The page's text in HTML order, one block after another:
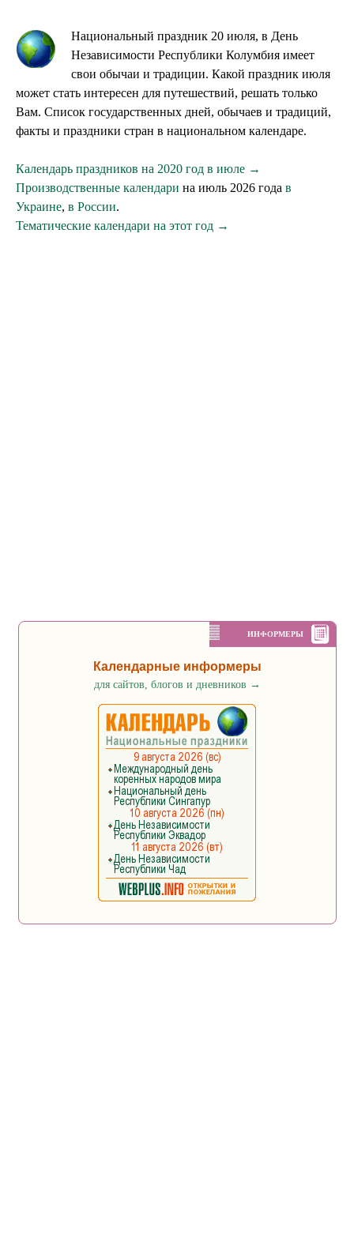
Национальный праздник 20 июля, в День
Независимости Республики Колумбия имеет
свои обычаи и традиции. Какой праздник июля
может стать интересен для путешествий, решать только
Вам. Список государственных дней, обычаев и традиций,
факты и праздники стран в национальном календаре.
Календарь праздников на 2020 год в июле →
Производственные календари на июль 2026 года в
Украине, в России.
Тематические календари на этот год →
ИНФОРМЕРЫ
Календарные информеры
для сайтов, блогов и дневников →